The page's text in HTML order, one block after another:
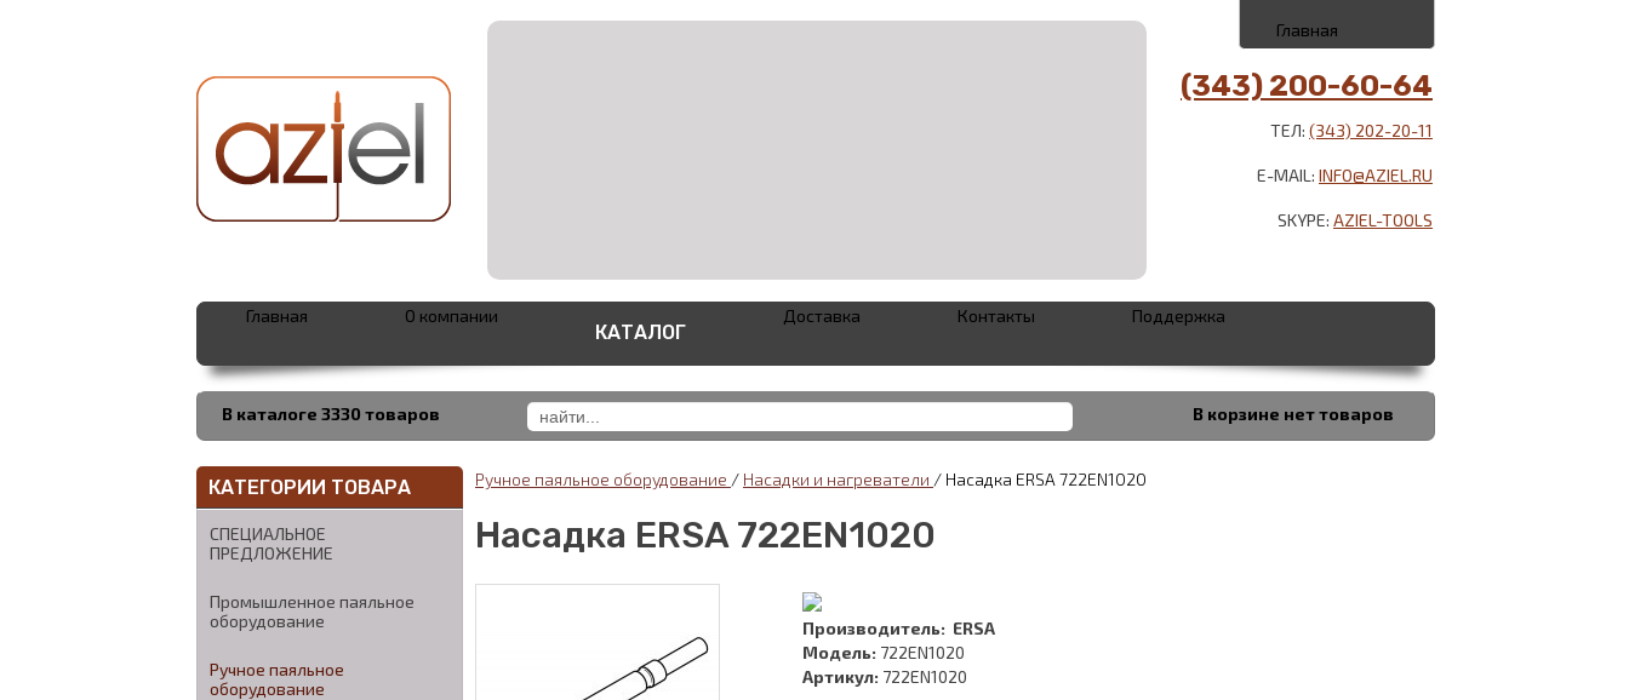
Главная
(343) 200-60-64
ТЕЛ: (343) 202-20-11
E-MAIL: INFO@AZIEL.RU
SKYPE: AZIEL-TOOLS
В каталоге 3330 товаров В корзине нет товаров
Главная О компании
КАТАЛОГ
Доставка Контакты Поддержка
КАТЕГОРИИ ТОВАРА
СПЕЦИАЛЬНОЕ
ПРЕДЛОЖЕНИЕ
Промышленное паяльное
оборудование
Ручное паяльное
оборудование
Ручное паяльное оборудование / Насадки и нагреватели / Насадка ERSA 722EN1020
Насадка ERSA 722EN1020
Производитель: ERSA
Модель: 722EN1020
Артикул: 722EN1020